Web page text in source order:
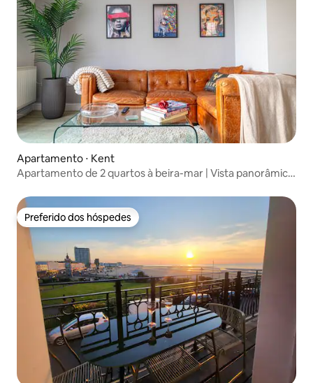
Apartamento ⋅ Kent
Apartamento de 2 quartos à beira-mar | Vista panorâmica
Preferido dos hóspedes
Preferido dos hóspedes